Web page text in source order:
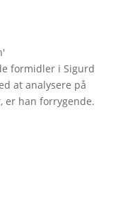
'
formidler i Sigurd
at analysere på
er han forrygende.